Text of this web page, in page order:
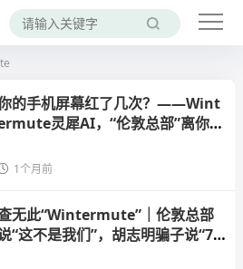
的手机屏幕红了几次？——Wint
灵犀AI，“伦敦总部”离你只
1个月前
无此“Wintermute”｜伦敦总部
“这不是我们”，胡志明骗子说“7-1